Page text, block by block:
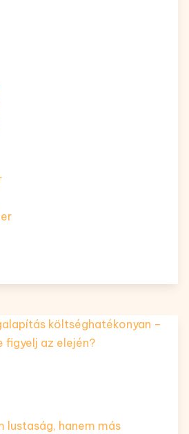
költséghatékonyan –
figyelj az elején?
lustaság, hanem más